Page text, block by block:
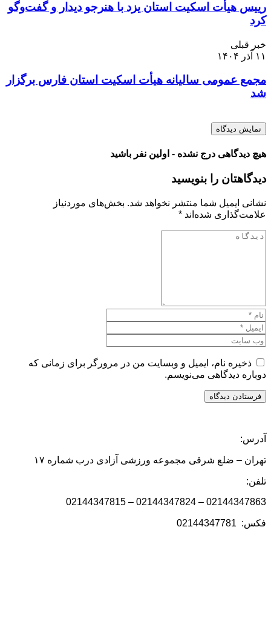
رییس هیأت اسکیت استان یزد با هنرجو دیدار و گفت‌وگو
کرد
خبر قبلی
۱۱ آذر ۱۴۰۴
مجمع عمومی سالیانه هیأت اسکیت استان فارس برگزار
شد
نمایش دیدگاه
هیچ دیدگاهی درج نشده - اولین نفر باشید
دیدگاهتان را بنویسید
نشانی ایمیل شما منتشر نخواهد شد. بخش‌های موردنیاز
علامت‌گذاری شده‌اند *
ذخیره نام، ایمیل و وبسایت من در مرورگر برای زمانی که
دوباره دیدگاهی می‌نویسم.
آدرس:
تهران – ضلع شرقی مجموعه ورزشی آزادی درب شماره ۱۷
تلفن:
02144347863 – 02144347824 – 02144347815
فکس: 02144347781